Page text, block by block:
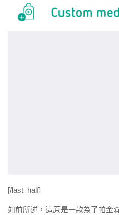
[/last_half]
如前所述，這原是一款為了帕金